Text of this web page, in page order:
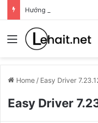
Hướng dẫn tạo USB cài
Menu
Home / Easy Driver
Easy Driver